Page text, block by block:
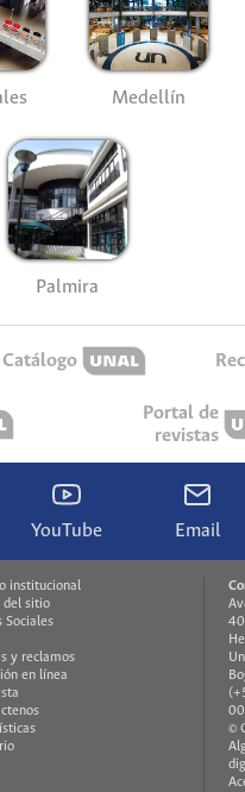
Medellín
Palmira
Catálogo
Portal de
revistas
YouTube Email
institucional
del sitio
Sociales
y reclamos
en línea
©